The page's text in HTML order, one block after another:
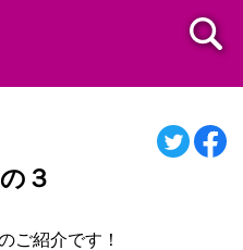
３
ご紹介です！